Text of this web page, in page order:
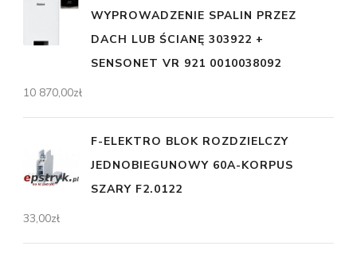
WYPROWADZENIE SPALIN PRZEZ
DACH LUB ŚCIANĘ 303922 +
SENSONET VR 921 0010038092
10 870,00zł
F-ELEKTRO BLOK ROZDZIELCZY
JEDNOBIEGUNOWY 60A-KORPUS
SZARY F2.0122
33,00zł